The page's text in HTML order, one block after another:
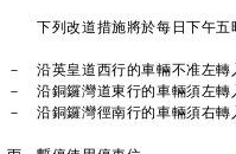
下列改道措施將於每日下午五
－ 沿英皇道西行的車輛不准左轉
－ 沿銅鑼灣道東行的車輛須左轉
－ 沿銅鑼灣徑南行的車輛須右轉